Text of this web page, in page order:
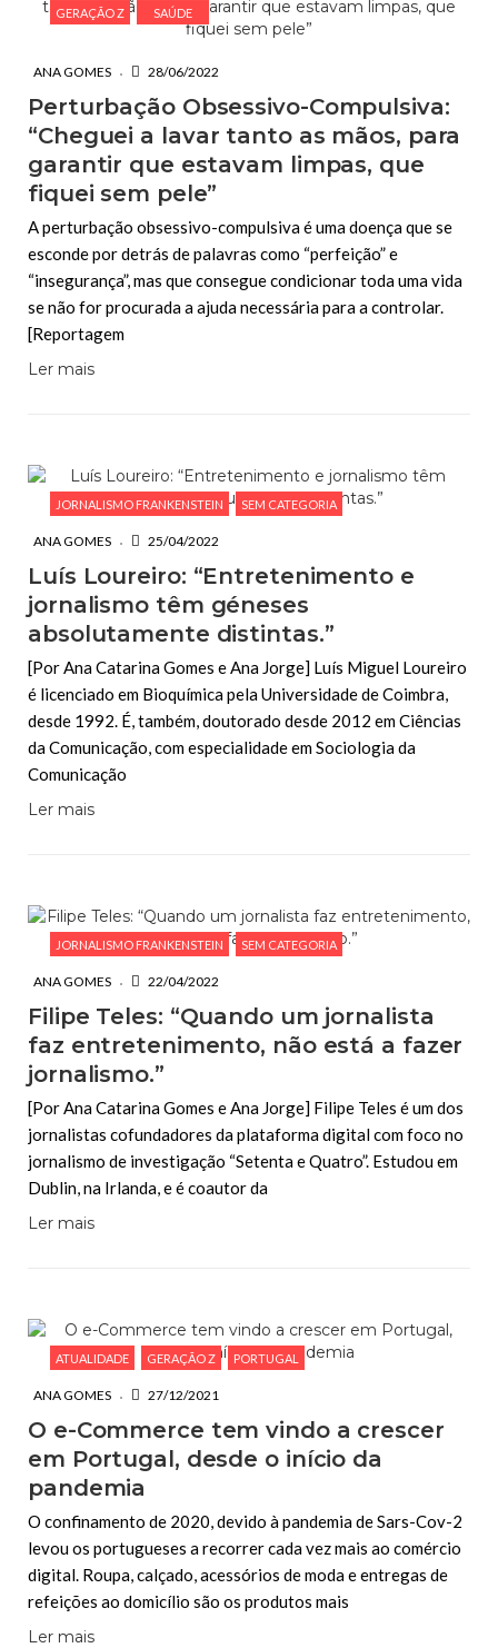
GERAÇÃO Z SAÚDE
ANA GOMES 28/06/2022
Perturbação Obsessivo-Compulsiva:
“Cheguei a lavar tanto as mãos, para
garantir que estavam limpas, que
fiquei sem pele”
A perturbação obsessivo-compulsiva é uma doença que se
esconde por detrás de palavras como “perfeição” e
“insegurança”, mas que consegue condicionar toda uma vida
se não for procurada a ajuda necessária para a controlar.
[Reportagem
Ler mais
JORNALISMO FRANKENSTEIN SEM CATEGORIA
ANA GOMES 25/04/2022
Luís Loureiro: “Entretenimento e
jornalismo têm géneses
absolutamente distintas.”
[Por Ana Catarina Gomes e Ana Jorge] Luís Miguel Loureiro
é licenciado em Bioquímica pela Universidade de Coimbra,
desde 1992. É, também, doutorado desde 2012 em Ciências
da Comunicação, com especialidade em Sociologia da
Comunicação
Ler mais
JORNALISMO FRANKENSTEIN SEM CATEGORIA
ANA GOMES 22/04/2022
Filipe Teles: “Quando um jornalista
faz entretenimento, não está a fazer
jornalismo.”
[Por Ana Catarina Gomes e Ana Jorge] Filipe Teles é um dos
jornalistas cofundadores da plataforma digital com foco no
jornalismo de investigação “Setenta e Quatro”. Estudou em
Dublin, na Irlanda, e é coautor da
Ler mais
ATUALIDADE GERAÇÃO Z PORTUGAL
ANA GOMES 27/12/2021
O e-Commerce tem vindo a crescer
em Portugal, desde o início da
pandemia
O confinamento de 2020, devido à pandemia de Sars-Cov-2
levou os portugueses a recorrer cada vez mais ao comércio
digital. Roupa, calçado, acessórios de moda e entregas de
refeições ao domicílio são os produtos mais
Ler mais